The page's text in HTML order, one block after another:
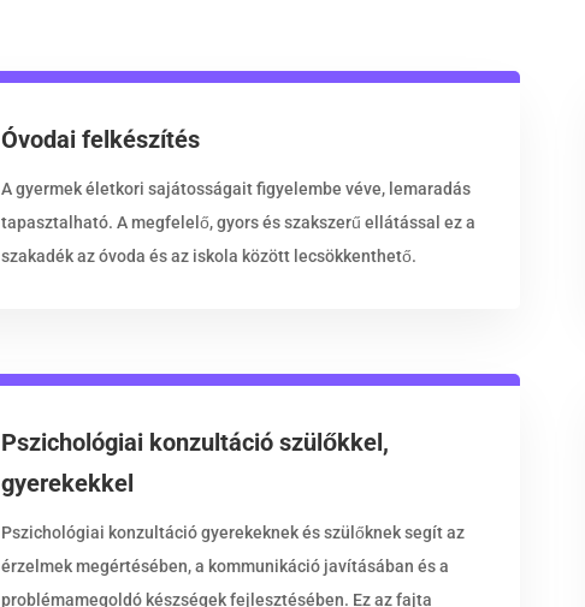
Óvodai felkészítés
A gyermek életkori sajátosságait figyelembe véve, lemaradás
tapasztalható. A megfelelő, gyors és szakszerű ellátással ez a
szakadék az óvoda és az iskola között lecsökkenthető.
Pszichológiai konzultáció szülőkkel,
gyerekekkel
Pszichológiai konzultáció gyerekeknek és szülőknek segít az
érzelmek megértésében, a kommunikáció javításában és a
problémamegoldó készségek fejlesztésében. Ez az fajta